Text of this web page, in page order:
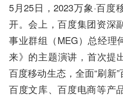
5月25日，2023万象·百度
开。会上，百度集团资深
事业群组（MEG）总经理
来》的主题演讲，首次提
百度移动生态，全面“刷新”
百度文库、百度电商等产